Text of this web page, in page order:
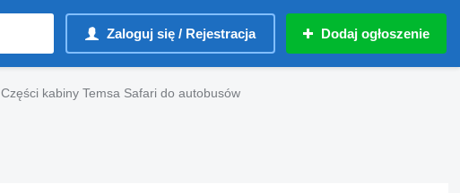
Zaloguj się / Rejestracja Dodaj ogłoszenie
Części kabiny Temsa Safari do autobusów